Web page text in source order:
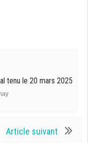
tenu le 20 mars 2025
Article suivant